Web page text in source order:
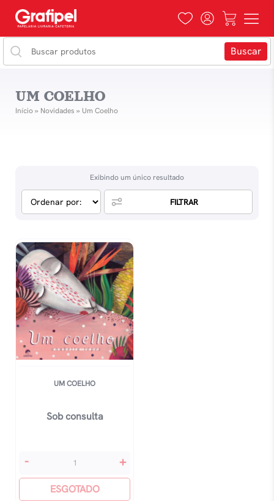
UM COELHO
Início» Novidades » Um Coelho
Exibindo um único resultado
FILTRAR
UM COELHO
Sob consulta
Um
quantidade
- +
ESGOTADO